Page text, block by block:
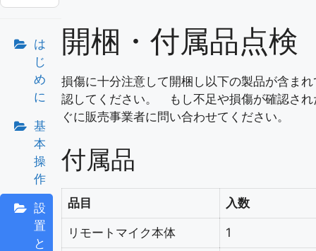
は
じ
め
に
基
本
操
作
設
置
と
開梱・付属品点検
損傷に十分注意して開梱し以下の製品が含ま
認してください。 もし不足や損傷が確認され
ぐに販売事業者に問い合わせてください。
付属品
品目 入数
リモートマイク本体 1